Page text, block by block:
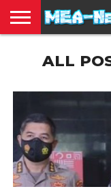
TERBARU
EDUKASI
HIBURAN
INSPIRASI
KESEHATAN
KULINER
OLAH
RAGA
OTOMOTIF
TRAVEL
JUAL
BELIALL